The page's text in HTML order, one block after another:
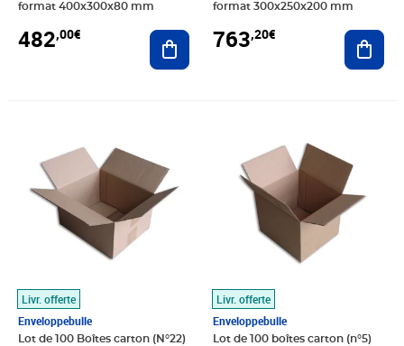
format 400x300x80 mm
482,00€ Ajouter au panier
format 300x250x200 mm
763,20€
Livr. offerte
Enveloppebulle
Lot de 100 Boîtes carton (N°22)
Livr. offerte
Enveloppebulle
Lot de 100 boîtes carton (n°5)